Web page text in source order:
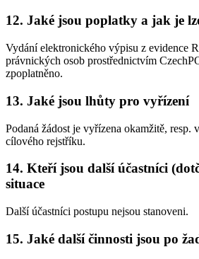
12. Jaké jsou poplatky a jak je
Vydání elektronického výpisu z evidence
právnických osob prostřednictvím
zpoplatněno.
13. Jaké jsou lhůty pro vyřízení
Podaná žádost je vyřízena okamžitě, resp.
cílového rejstříku.
14. Kteří jsou další účastníci
situace
Další účastníci postupu nejsou stanoveni.
15. Jaké další činnosti jsou po